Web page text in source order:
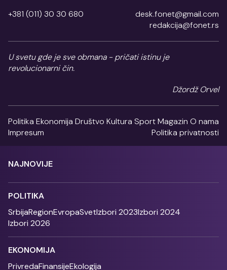
+381 (011) 30 30 680
desk.fonet@gmail.com
redakcija@fonet.rs
U svetu gde je sve obmana - pričati istinu je
revolucionarni čin.
Džordž Orvel
Politika Ekonomija Društvo Kultura SportMagazin O nama
Impresum
Politika privatnosti
NAJNOVIJE
POLITIKA
SrbijaRegionEvropaSvetIzbori 2023Izbori 2024
Izbori 2026
EKONOMIJA
PrivredaFinansijeEkologija